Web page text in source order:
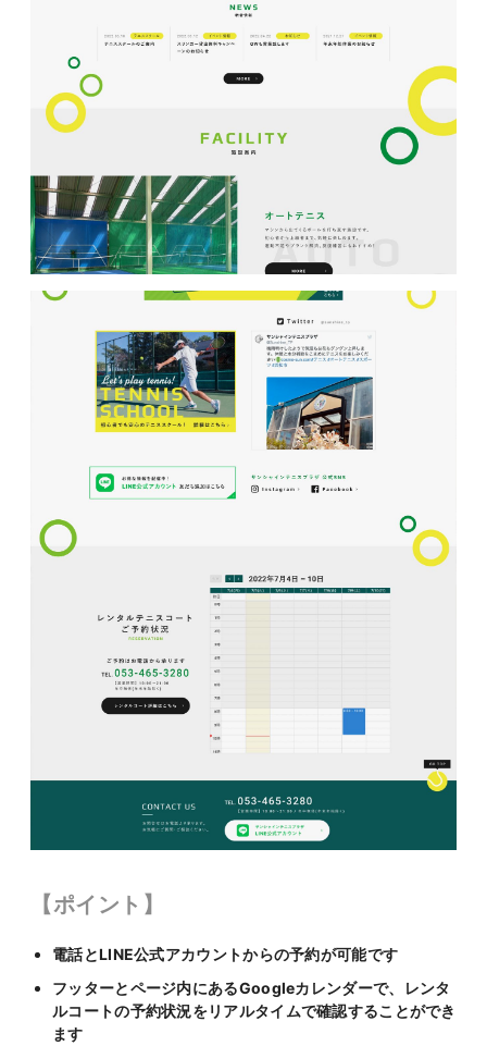
【ポイント】
電話とLINE公式アカウントからの予約が可能です
フッターとページ内にあるGoogleカレンダーで、レンタ
ルコートの予約状況をリアルタイムで確認することができ
ます